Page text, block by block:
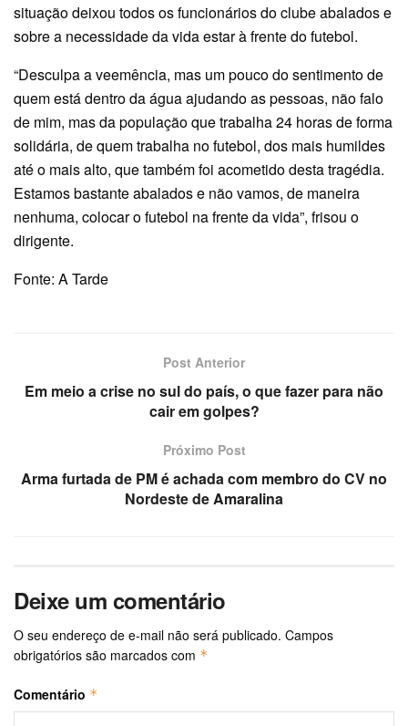
situação deixou todos os funcionários do clube abalados e
sobre a necessidade da vida estar à frente do futebol.
“Desculpa a veemência, mas um pouco do sentimento de
quem está dentro da água ajudando as pessoas, não falo
de mim, mas da população que trabalha 24 horas de forma
solidária, de quem trabalha no futebol, dos mais humildes
até o mais alto, que também foi acometido desta tragédia.
Estamos bastante abalados e não vamos, de maneira
nenhuma, colocar o futebol na frente da vida”, frisou o
dirigente.
Fonte: A Tarde
Post Anterior
Em meio a crise no sul do país, o que fazer para não
cair em golpes?
Próximo Post
Arma furtada de PM é achada com membro do CV no
Nordeste de Amaralina
Deixe um comentário
O seu endereço de e-mail não será publicado. Campos
obrigatórios são marcados com *
Comentário *